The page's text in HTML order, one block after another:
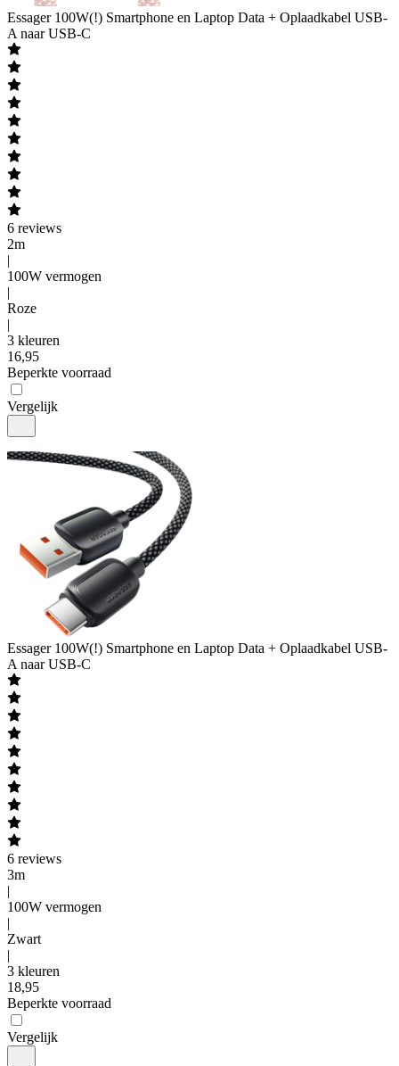
Essager 100W(!) Smartphone en Laptop Data + Oplaadkabel USB-
A naar USB-C
6 reviews
2m
|
100W vermogen
|
Roze
|
3 kleuren
16,95
Beperkte voorraad
Vergelijk
Essager 100W(!) Smartphone en Laptop Data + Oplaadkabel USB-
A naar USB-C
6 reviews
3m
|
100W vermogen
|
Zwart
|
3 kleuren
18,95
Beperkte voorraad
Vergelijk